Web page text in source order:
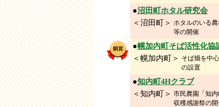
●沼田町ホタル研究会
＜沼田町＞ ホタルのいる
等の開催
●幌加内町そば活性化協
＜幌加内町＞ そば畑を中
の設置
●知内町4Hクラブ
＜知内町＞ 市民農園「知
収穫感謝祭の